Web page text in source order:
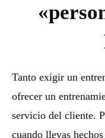
Tanto exigir un
ofrecer un
servicio del cliente.
cuando llevas